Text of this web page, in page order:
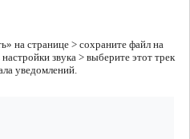
на странице > сохраните файл на
звука > выберите этот трек
уведомлений.